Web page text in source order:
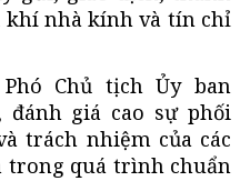
khí nhà kính và tín chỉ
Chủ tịch Ủy ban
đánh giá cao sự phối
trách nhiệm của các
trong quá trình chuẩn